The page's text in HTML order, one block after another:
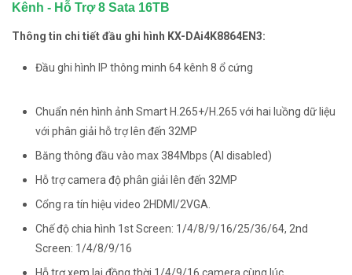
Kênh - Hỗ Trợ 8 Sata 16TB
Thông tin chi tiết đầu ghi hình KX-DAi4K8864EN3:
Đầu ghi hình IP thông minh 64 kênh 8 ổ cứng
Chuẩn nén hình ảnh Smart H.265+/H.265 với hai luồng dữ liệu
với phân giải hỗ trợ lên đến 32MP
Băng thông đầu vào max 384Mbps (AI disabled)
Hỗ trợ camera độ phân giải lên đến 32MP
Cổng ra tín hiệu video 2HDMI/2VGA.
Chế độ chia hình 1st Screen: 1/4/8/9/16/25/36/64, 2nd
Screen: 1/4/8/9/16